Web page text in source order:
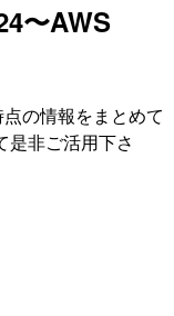
〜AWS
の情報をまとめて
是非ご活用下さ